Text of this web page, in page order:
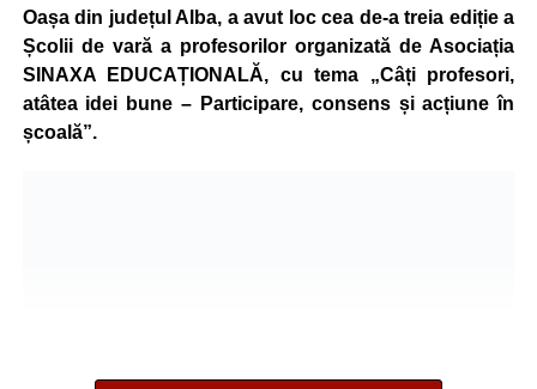
Oașa din județul Alba, a avut loc cea de-a treia ediție a
Școlii de vară a profesorilor organizată de Asociația
SINAXA EDUCAȚIONALĂ, cu tema „Câți profesori,
atâtea idei bune – Participare, consens și acțiune în
școală”.